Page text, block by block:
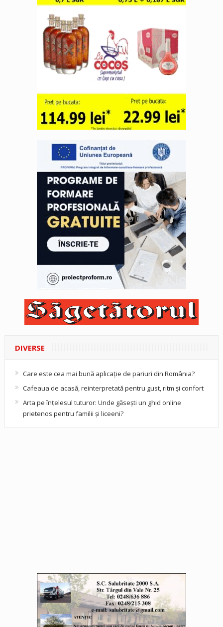
DIVERSE
Care este cea mai bună aplicație de pariuri din România?
Cafeaua de acasă, reinterpretată pentru gust, ritm și confort
Arta pe înțelesul tuturor: Unde găsești un ghid online
prietenos pentru familii și liceeni?